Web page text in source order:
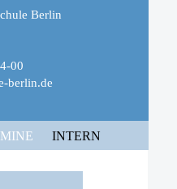
Berlin
00
berlin.de
INTERN